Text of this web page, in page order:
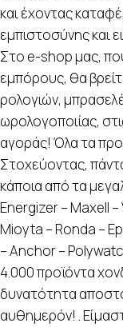
και έχοντας
εμπιστοσύνης και
Στο e-shop μας,
εμπόρους, θα
ρολογιών,
ωρολογοποιίας,
αγοράς! Όλα τα
Στοχεύοντας,
κάποια από τα
Energizer – Maxell
Mioyta – Ronda –
– Anchor –
4.000 προϊόντα
δυνατότητα
αυθημερόν! .